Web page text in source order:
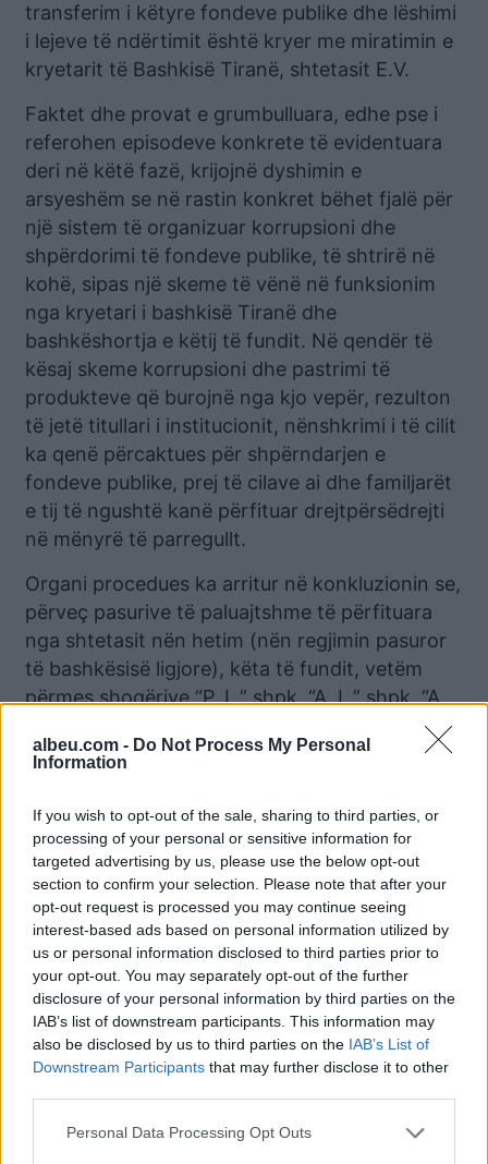
albeu.com - Do Not Process My Personal
Information
If you wish to opt-out of the sale, sharing to third parties, or
processing of your personal or sensitive information for
targeted advertising by us, please use the below opt-out
section to confirm your selection. Please note that after your
opt-out request is processed you may continue seeing
interest-based ads based on personal information utilized by
us or personal information disclosed to third parties prior to
your opt-out. You may separately opt-out of the further
disclosure of your personal information by third parties on the
IAB’s list of downstream participants. This information may
also be disclosed by us to third parties on the IAB’s List of
Downstream Participants that may further disclose it to other
Personal Data Processing Opt Outs
transferim i këtyre fondeve publike dhe lëshimi
i lejeve të ndërtimit është kryer me miratimin e
kryetarit të Bashkisë Tiranë, shtetasit E.V.
Faktet dhe provat e grumbulluara, edhe pse i
referohen episodeve konkrete të evidentuara
deri në këtë fazë, krijojnë dyshimin e
arsyeshëm se në rastin konkret bëhet fjalë për
një sistem të organizuar korrupsioni dhe
shpërdorimi të fondeve publike, të shtrirë në
kohë, sipas një skeme të vënë në funksionim
nga kryetari i bashkisë Tiranë dhe
bashkëshortja e këtij të fundit. Në qendër të
kësaj skeme korrupsioni dhe pastrimi të
produkteve që burojnë nga kjo vepër, rezulton
të jetë titullari i institucionit, nënshkrimi i të cilit
ka qenë përcaktues për shpërndarjen e
fondeve publike, prej të cilave ai dhe familjarët
e tij të ngushtë kanë përfituar drejtpërsëdrejti
në mënyrë të parregullt.
Organi procedues ka arritur në konkluzionin se,
përveç pasurive të paluajtshme të përfituara
nga shtetasit nën hetim (nën regjimin pasuror
të bashkësisë ligjore), këta të fundit, vetëm
përmes shoqërive “P. L.” shpk, “A. L.” shpk, “A.
S.” shpk, “N. G.” shpk, “H.” OJF, “E.” OJF, “B.-A”
OJF dhe “M.” OJF, për të cilat ekzistojnë prova
bashkëshortja e kryetarit të Bashkisë Tiranë,
por edhe “R.” shpk dhe shoqëri të tjera të
lidhura me shtetasin nën hetim E. A., kanë
gjeneruar të ardhura të cilat kapin shifrën e
rreth 110.000.000 lekë.
Më pas, me veprimet e tyre të kundërligjshme,
të kryera në bashkëpunim dhe më shumë se
një herë, të cilat konsistojnë në integrimin në
sistemin bankar të këtyre shumave monetare,
të siguruara si përfitime të parregullta, por
vërtetë së pasurive, në kushtet kur këto pasuri